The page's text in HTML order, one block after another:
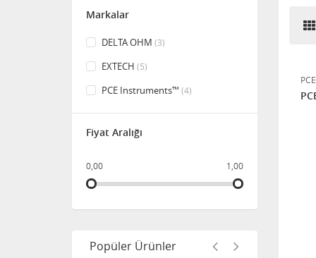
Markalar
DELTA OHM (3)
EXTECH (5)
PCE Instruments™ (4)
Fiyat Aralığı
0,00 1,00
Popüler Ürünler
Extech Instruments VB500
ve Kayıt Cihazı
Kanallı Titreşim Ölçüm
Cihazı
PCE-VT 3700 Vibrasyon
Ölçer
Ölçer